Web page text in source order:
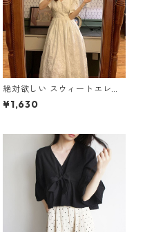
絶対欲しい スウィートエレガ
ント パフスリーブ ワンピース
m-276
¥1,630